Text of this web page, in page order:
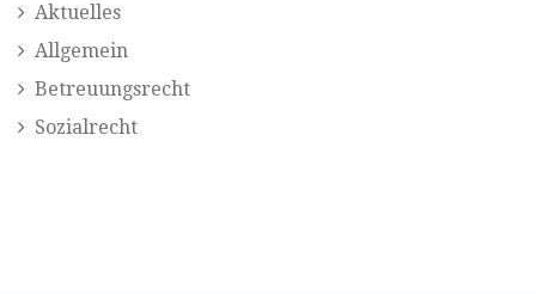
Aktuelles
Allgemein
Betreuungsrecht
Sozialrecht